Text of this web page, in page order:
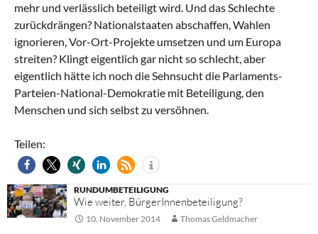
mehr und verlässlich beteiligt wird. Und das Schlechte
zurückdrängen? Nationalstaaten abschaffen, Wahlen
ignorieren, Vor-Ort-Projekte umsetzen und um Europa
streiten? Klingt eigentlich gar nicht so schlecht, aber
eigentlich hätte ich noch die Sehnsucht die Parlaments-
Parteien-National-Demokratie mit Beteiligung, den
Menschen und sich selbst zu versöhnen.
Teilen:
RUNDUMBETEILIGUNG
Wie weiter, BürgerInnenbeteiligung?
10. November 2014 Thomas Geldmacher